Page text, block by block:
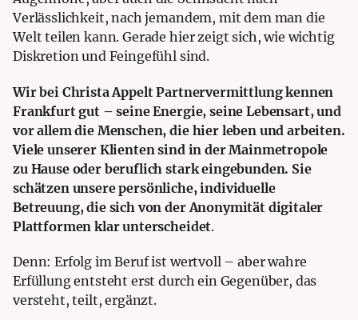
Verlässlichkeit, nach jemandem, mit dem man die
Welt teilen kann. Gerade hier zeigt sich, wie wichtig
Diskretion und Feingefühl sind.
Wir bei Christa Appelt Partnervermittlung kennen
Frankfurt gut – seine Energie, seine Lebensart, und
vor allem die Menschen, die hier leben und arbeiten.
Viele unserer Klienten sind in der Mainmetropole
zu Hause oder beruflich stark eingebunden. Sie
schätzen unsere persönliche, individuelle
Betreuung, die sich von der Anonymität digitaler
Plattformen klar unterscheidet.
Denn: Erfolg im Beruf ist wertvoll – aber wahre
Erfüllung entsteht erst durch ein Gegenüber, das
versteht, teilt, ergänzt.